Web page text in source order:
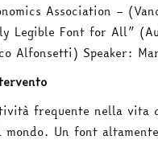
Association –
Legible Font for All”
Alfonsetti) Speaker:
frequente nella vita
Un font